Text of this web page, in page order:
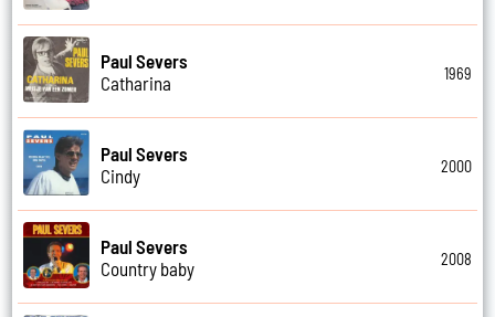
Paul Severs
Catharina
1969
Paul Severs
Cindy
2000
Paul Severs
Country baby
2008